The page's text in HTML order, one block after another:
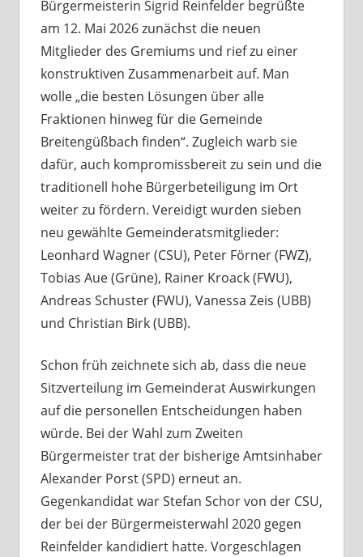
Bürgermeisterin Sigrid Reinfelder begrüßte
am 12. Mai 2026 zunächst die neuen
Mitglieder des Gremiums und rief zu einer
konstruktiven Zusammenarbeit auf. Man
wolle „die besten Lösungen über alle
Fraktionen hinweg für die Gemeinde
Breitengüßbach finden“. Zugleich warb sie
dafür, auch kompromissbereit zu sein und die
traditionell hohe Bürgerbeteiligung im Ort
weiter zu fördern. Vereidigt wurden sieben
neu gewählte Gemeinderatsmitglieder:
Leonhard Wagner (CSU), Peter Förner (FWZ),
Tobias Aue (Grüne), Rainer Kroack (FWU),
Andreas Schuster (FWU), Vanessa Zeis (UBB)
und Christian Birk (UBB).
Schon früh zeichnete sich ab, dass die neue
Sitzverteilung im Gemeinderat Auswirkungen
auf die personellen Entscheidungen haben
würde. Bei der Wahl zum Zweiten
Bürgermeister trat der bisherige Amtsinhaber
Alexander Porst (SPD) erneut an.
Gegenkandidat war Stefan Schor von der CSU,
der bei der Bürgermeisterwahl 2020 gegen
Reinfelder kandidiert hatte. Vorgeschlagen